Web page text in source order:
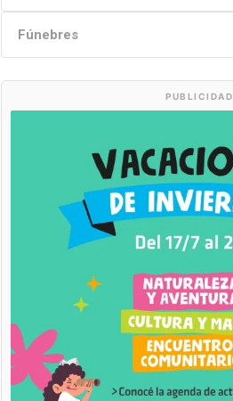
Fúnebres
PUBLICIDAD